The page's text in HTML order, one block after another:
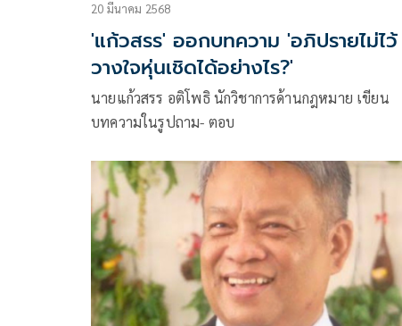
20 มีนาคม 2568
'แก้วสรร' ออกบทความ 'อภิปรายไม่ไว้
วางใจหุ่นเชิดได้อย่างไร?'
นายแก้วสรร อติโพธิ นักวิชาการด้านกฎหมาย เขียน
บทความในรูปถาม- ตอบ